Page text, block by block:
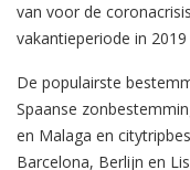
van voor de
vakantieperiode in
De populairste
Spaanse
en Malaga en
Barcelona, Berlijn en